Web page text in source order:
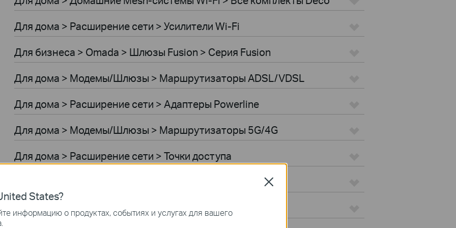
Для дома > Расширение сети > Усилители Wi-Fi
Для бизнеса > Omada > Шлюзы Fusion > Серия Fusion
Для дома > Модемы/Шлюзы > Маршрутизаторы ADSL/VDSL
Для дома > Расширение сети > Адаптеры Powerline
Для дома > Модемы/Шлюзы > Маршрутизаторы 5G/4G
Для дома > Расширение сети > Точки доступа
Умный дом > Умные розетки
States?
информацию о продуктах, событиях и услугах для вашего
Close